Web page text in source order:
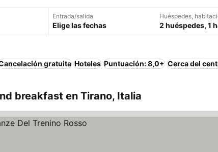
Entrada/salida
Elige las fechas
Huéspedes,
2 huéspedes, 1
gratuita Hoteles Puntuación: 8,0+ Cerca del
breakfast en Tirano, Italia